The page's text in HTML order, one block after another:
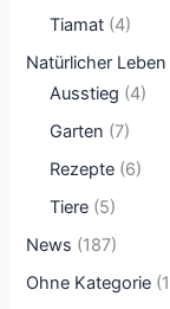
Tiamat (4)
Natürlicher Leben
Ausstieg (4)
Garten (7)
Rezepte (6)
Tiere (5)
News (187)
Ohne Kategorie